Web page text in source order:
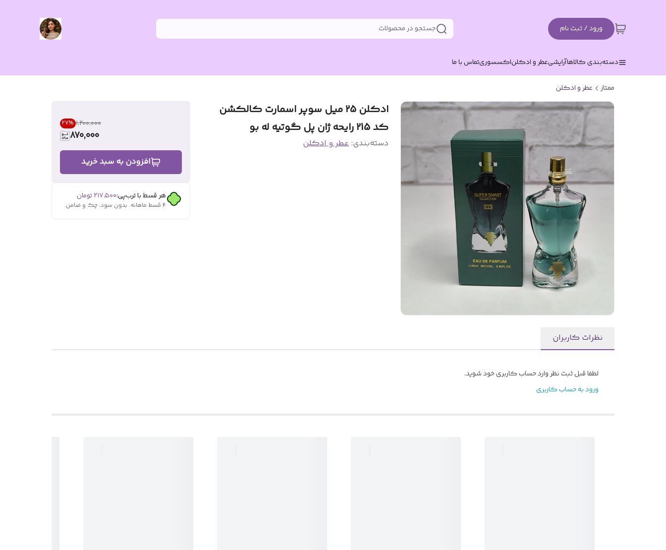
ورود / ثبت نام جستجو در محصولات
دسته‌بندی کالاهاآرایشیعطر و ادکلناکسسوریتماس با ما
ممتاز عطر و ادکلن
ادکلن 25 میل سوپر اسمارت کالکشن
کد 215 رایحه ژان پل گوتیه له بو
دسته‌بندی:عطر و ادکلن
۱٬۲۰۰٬۰۰۰ 27%
870,000
افزودن به سبد خرید
هر قسط با ترب‌پی:۲۱۷٬۵۰۰تومان
۴ قسط ماهانه. بدون سود، چک و ضامن.
نظرات کاربران
لطفا قبل ثبت نظر وارد حساب کاربری خود شوید.
ورود به حساب کاربری